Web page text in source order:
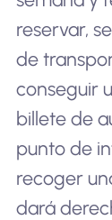
reservar,
de
conseguir
billete de
punto de
recoger
dará